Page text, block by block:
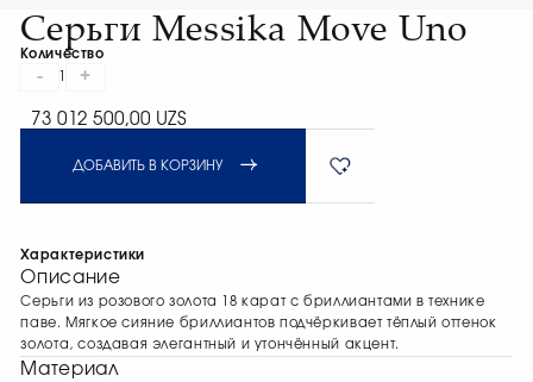
Серьги Messika Move Uno
Количество
- +
73 012 500,00 UZS
ДОБАВИТЬ В КОРЗИНУ
Характеристики
Описание
Серьги из розового золота 18 карат с бриллиантами в технике
паве. Мягкое сияние бриллиантов подчёркивает тёплый оттенок
золота, создавая элегантный и утончённый акцент.
Материал